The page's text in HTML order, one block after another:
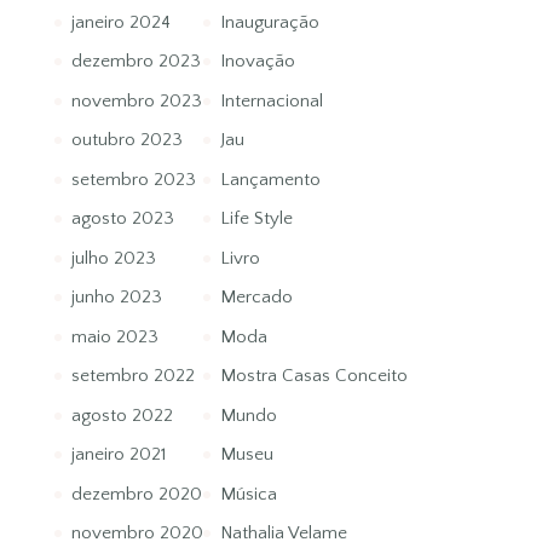
janeiro 2024
dezembro 2023
novembro 2023
outubro 2023
setembro 2023
agosto 2023
julho 2023
junho 2023
maio 2023
setembro 2022
agosto 2022
janeiro 2021
dezembro 2020
novembro 2020
Inauguração
Inovação
Internacional
Jau
Lançamento
Life Style
Livro
Mercado
Moda
Mostra Casas Conceito
Mundo
Museu
Música
Nathalia Velame